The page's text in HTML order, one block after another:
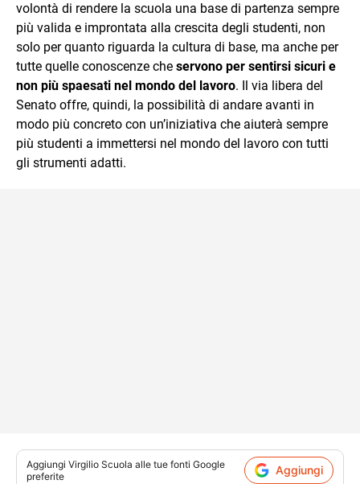
volontà di rendere la scuola una base di partenza sempre
più valida e improntata alla crescita degli studenti, non
solo per quanto riguarda la cultura di base, ma anche per
tutte quelle conoscenze che servono per sentirsi sicuri e
non più spaesati nel mondo del lavoro. Il via libera del
Senato offre, quindi, la possibilità di andare avanti in
modo più concreto con un’iniziativa che aiuterà sempre
più studenti a immettersi nel mondo del lavoro con tutti
gli strumenti adatti.
Aggiungi Virgilio Scuola alle tue fonti Google
preferite
Aggiungi